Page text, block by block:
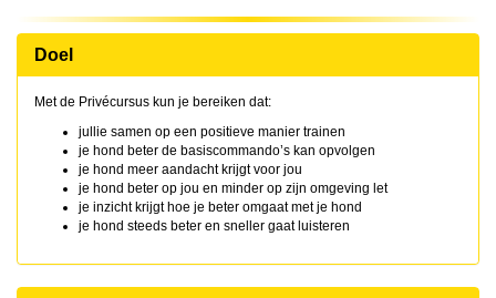
Doel
Met de Privécursus kun je bereiken dat:
jullie samen op een positieve manier trainen
je hond beter de basiscommando’s kan opvolgen
je hond meer aandacht krijgt voor jou
je hond beter op jou en minder op zijn omgeving let
je inzicht krijgt hoe je beter omgaat met je hond
je hond steeds beter en sneller gaat luisteren